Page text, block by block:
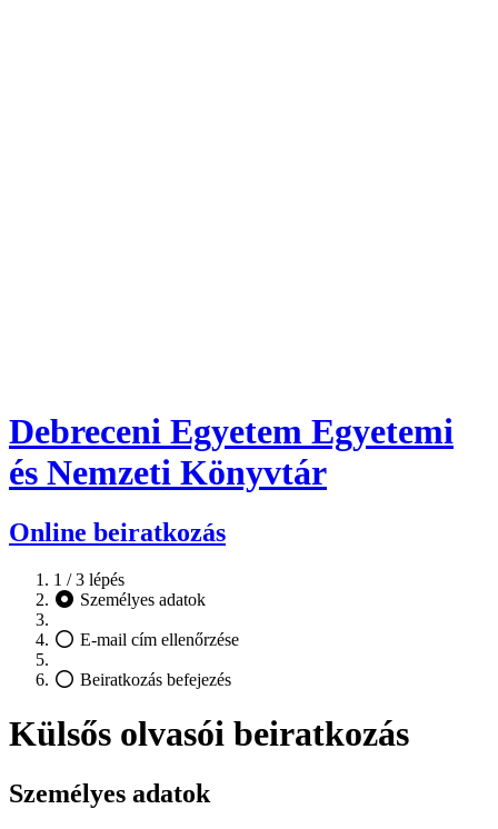
Debreceni Egyetem Egyetemi
és Nemzeti Könyvtár
Online beiratkozás
1 / 3 lépés
Személyes adatok
E-mail cím ellenőrzése
Beiratkozás befejezés
Külsős olvasói beiratkozás
Személyes adatok